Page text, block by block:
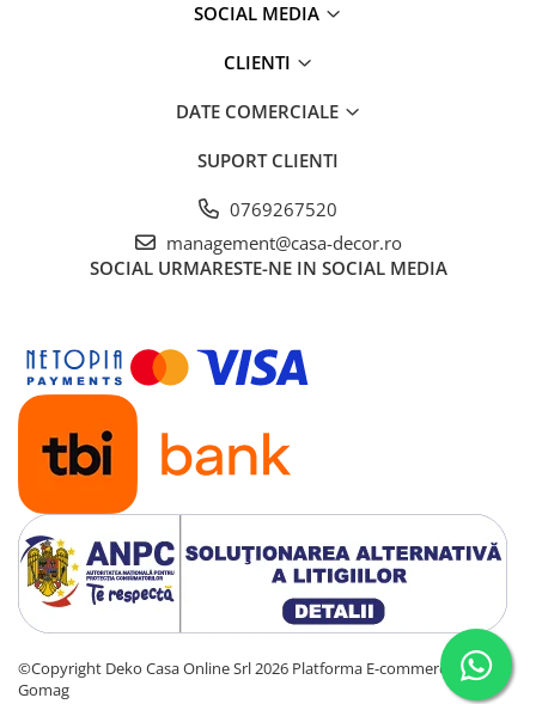
SOCIAL MEDIA
CLIENTI
DATE COMERCIALE
SUPORT CLIENTI
0769267520
management@casa-decor.ro
SOCIAL URMARESTE-NE IN SOCIAL MEDIA
©Copyright Deko Casa Online Srl 2026 Platforma E-commerce by
Gomag